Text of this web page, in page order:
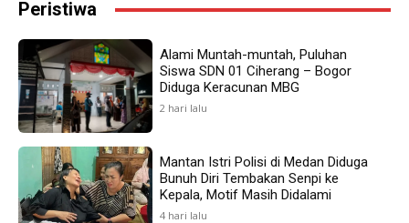
Peristiwa
Alami Muntah-muntah, Puluhan
Siswa SDN 01 Ciherang – Bogor
Diduga Keracunan MBG
2 hari lalu
Mantan Istri Polisi di Medan Diduga
Bunuh Diri Tembakan Senpi ke
Kepala, Motif Masih Didalami
4 hari lalu